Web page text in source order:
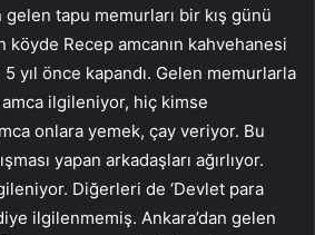
gelen tapu memurları bir kış günü
köyde Recep amcanın kahvehanesi
yıl önce kapandı. Gelen memurlarla
ilgileniyor, hiç kimse
onlara yemek, çay veriyor. Bu
yapan arkadaşları ağırlıyor.
Diğerleri de ‘Devlet para
ilgilenmemiş. Ankara’dan gelen